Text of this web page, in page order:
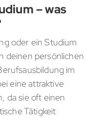
– was
oder ein Studium
deinen persönlichen
im
eine attraktive
da sie oft einen
Tätigkeit